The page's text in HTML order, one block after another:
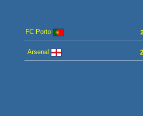
FC Porto
Arsenal